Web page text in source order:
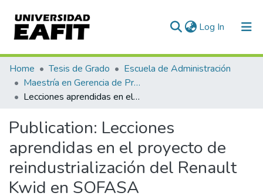
Log In (current)
Communities & Collections
All of DSpace
Home Tesis de Grado
Escuela de Administración
Maestría en Gerencia de Proyectos (Tesis)
Lecciones aprendidas en el proyecto de reindustrialización del Renault Kwid en SOFASA
Publication: Lecciones
aprendidas en el proyecto de
reindustrialización del Renault
Kwid en SOFASA